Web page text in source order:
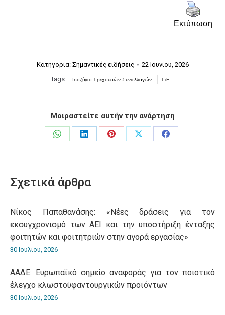
Εκτύπωση
Κατηγορία: Σημαντικές ειδήσεις
22 Ιουνίου, 2026
Tags:
Ισοζύγιο Τρεχουσών Συναλλαγών ΤτΕ
Μοιραστείτε αυτήν την ανάρτηση
Share
Share
Share
Share
Share
Σχετικά άρθρα
Νίκος Παπαθανάσης: «Νέες δράσεις για τον
εκσυγχρονισμό των ΑΕΙ και την υποστήριξη ένταξης
φοιτητών και φοιτητριών στην αγορά εργασίας»
30 Ιουλίου, 2026
ΑΑΔΕ: Ευρωπαϊκό σημείο αναφοράς για τον ποιοτικό
έλεγχο κλωστοϋφαντουργικών προϊόντων
30 Ιουλίου, 2026